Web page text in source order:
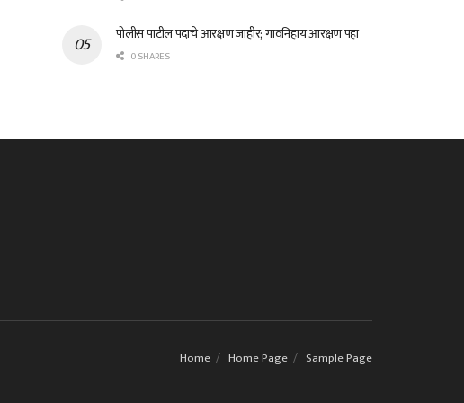
पोलीस पाटील पदाचे आरक्षण जाहीर; गावनिहाय आरक्षण पहा
0 SHARES
Home Home Page Sample Page